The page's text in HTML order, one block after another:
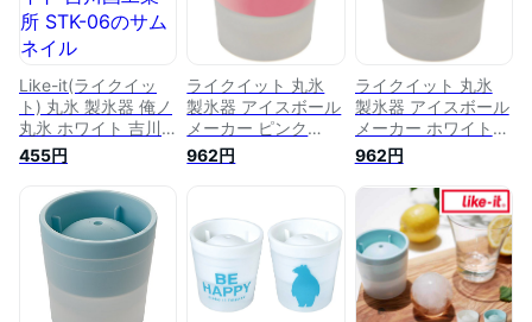
Like-it(ライクイッ
ト) 丸氷 製氷器 俺ノ
丸氷 ホワイト 吉川
国工業所 STK-06
455円
ライクイット 丸氷
製氷器 アイスボール
メーカー ピンク
STK-06L【大きい丸
氷が作れる製氷器 ロ
氷 IceBall LikeIt
Like-It 吉川国工業】
962円
ライクイット 丸氷
製氷器 アイスボール
メーカー ホワイト
STK-06L【大きい丸
氷が作れる製氷器 ロ
ックアイスにぴった
りの直径6cm 俺の丸
氷 IceBall LikeIt
Like-It 吉川国工業】
962円